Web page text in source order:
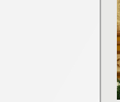
История